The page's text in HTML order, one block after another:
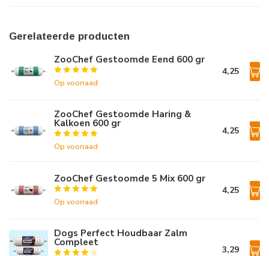
Gerelateerde producten
ZooChef Gestoomde Eend 600 gr
Op voorraad
4,25
ZooChef Gestoomde Haring &
Kalkoen 600 gr
Op voorraad
4,25
ZooChef Gestoomde 5 Mix 600 gr
Op voorraad
4,25
Dogs Perfect Houdbaar Zalm
Compleet
3,29